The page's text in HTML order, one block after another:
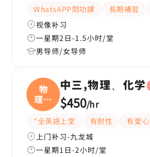
WhatsAPP問功課 長期補習
视像补习
一星期2日-1.5小时/堂
男导师/女导师
物
理、
化学
中三,物理、化学
$450/hr
*全英語上堂 有耐性 有愛心
上门补习-九龙城
一星期1日-2小时/堂